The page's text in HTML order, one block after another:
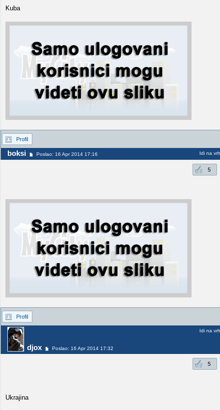
Kuba
Profil
boksi Poslao: 16 Apr 2014 17:16 Idi na vrh
5
Profil
djox Poslao: 16 Apr 2014 17:32
Idi na vrh
5
Ukrajina